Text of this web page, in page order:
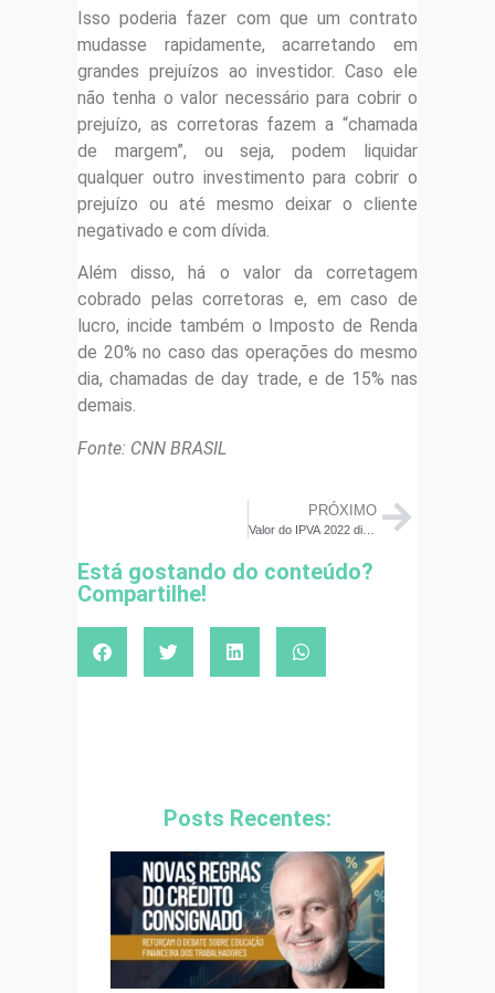
Isso poderia fazer com que um contrato
mudasse rapidamente, acarretando em
grandes prejuízos ao investidor. Caso ele
não tenha o valor necessário para cobrir o
prejuízo, as corretoras fazem a “chamada
de margem”, ou seja, podem liquidar
qualquer outro investimento para cobrir o
prejuízo ou até mesmo deixar o cliente
negativado e com dívida.
Além disso, há o valor da corretagem
cobrado pelas corretoras e, em caso de
lucro, incide também o Imposto de Renda
de 20% no caso das operações do mesmo
dia, chamadas de day trade, e de 15% nas
demais.
Fonte: CNN BRASIL
PRÓXIMO
Valor do IPVA 2022 dispara: parcelar ou pagar à vista?
Está gostando do conteúdo?
Compartilhe!
Posts Recentes: